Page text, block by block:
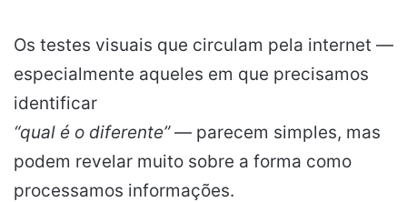
Os testes visuais que circulam pela internet —
especialmente aqueles em que precisamos
identificar
“qual é o diferente”— parecem simples, mas
podem revelar muito sobre a forma como
processamos informações.